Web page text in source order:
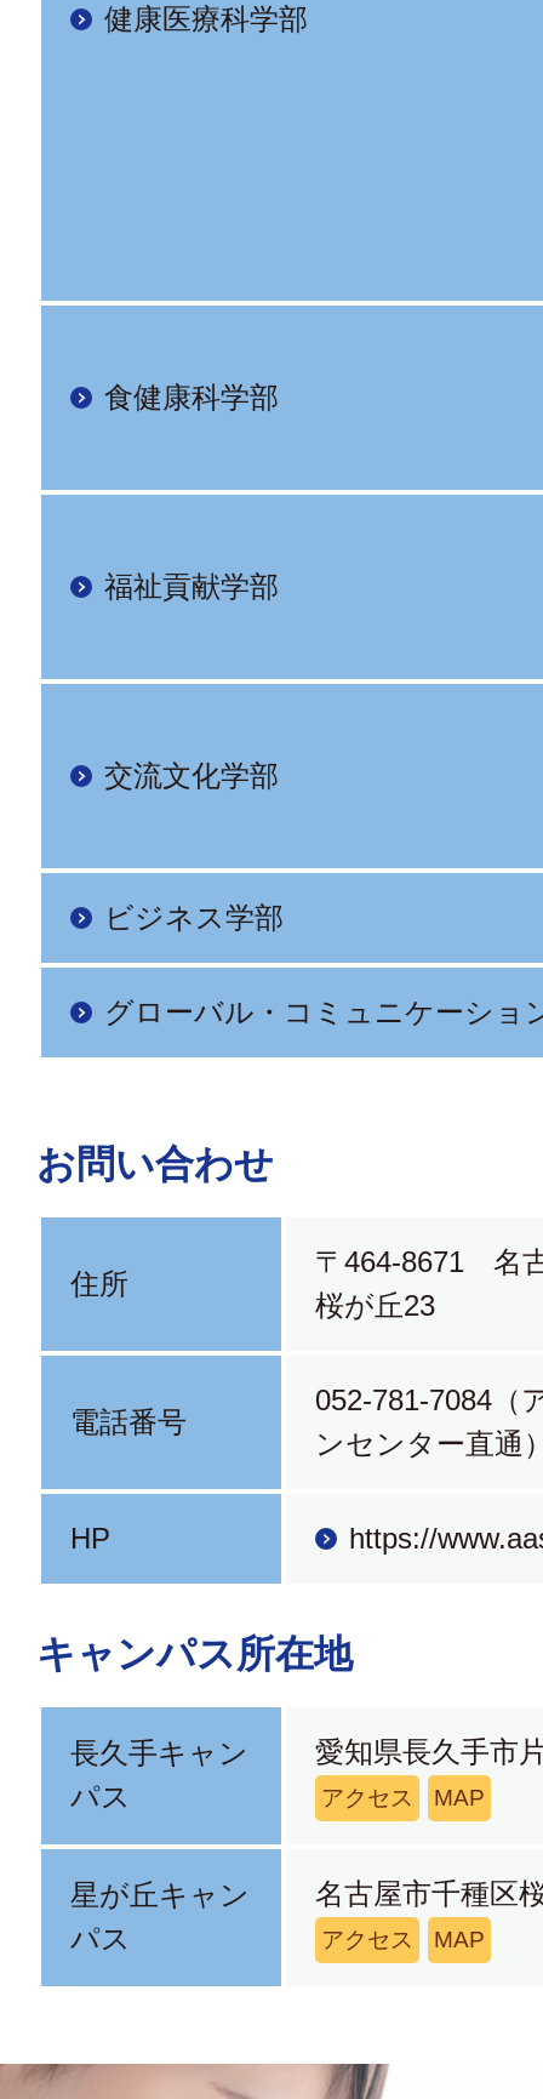
健康医療科学部
食健康科学部
福祉貢献学部
交流文化学部
ビジネス学部
グローバル・コミュニケーショ
お問い合わせ
住所
〒464-8671 名
桜が丘23
電話番号
052-781-7084（
ンセンター直通
HP https://
キャンパス所在地
長久手キャン
パス
愛知県長久手市
アクセス MAP
星が丘キャン
パス
名古屋市千種区
アクセス MAP